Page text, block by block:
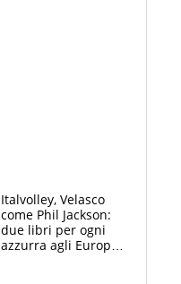
Italvolley, Velasco
come Phil Jackson:
due libri per ogni
azzurra agli Europei.